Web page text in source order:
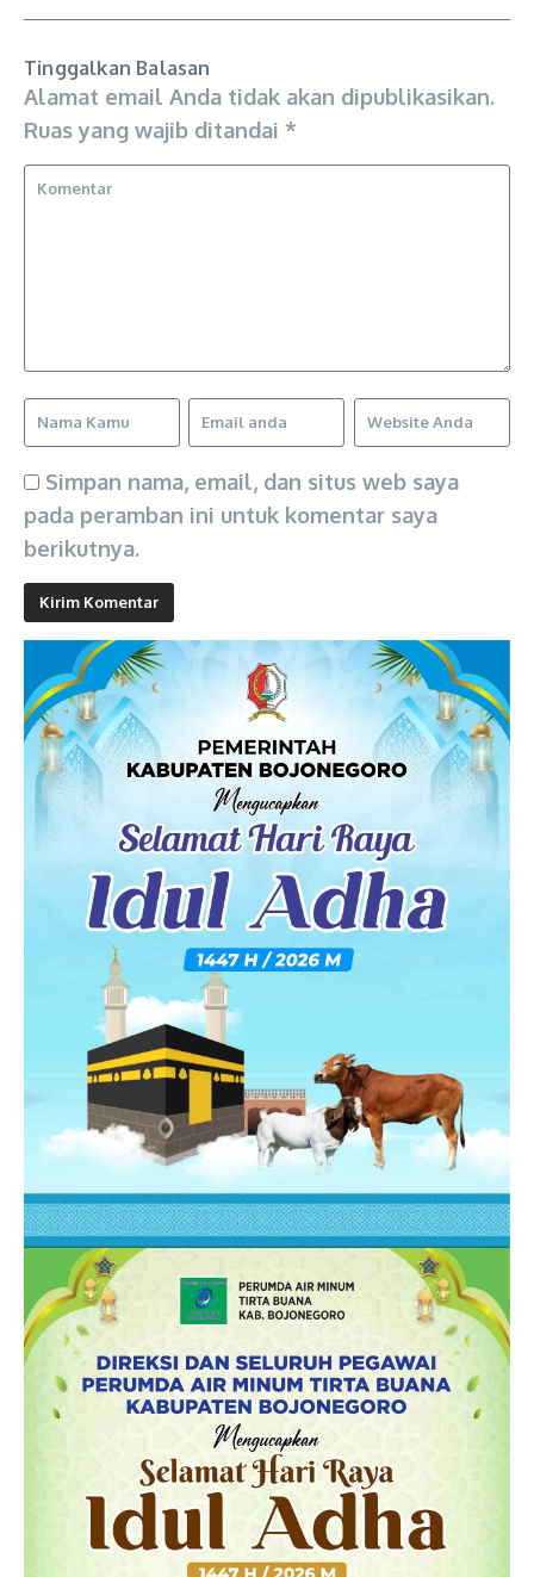
Tinggalkan Balasan
Alamat email Anda tidak akan dipublikasikan.
Ruas yang wajib ditandai *
Simpan nama, email, dan situs web saya
pada peramban ini untuk komentar saya
berikutnya.